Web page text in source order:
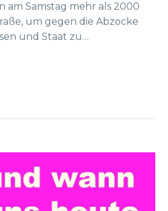
am Samstag mehr als 2000
um gegen die Abzocke
und Staat zu…